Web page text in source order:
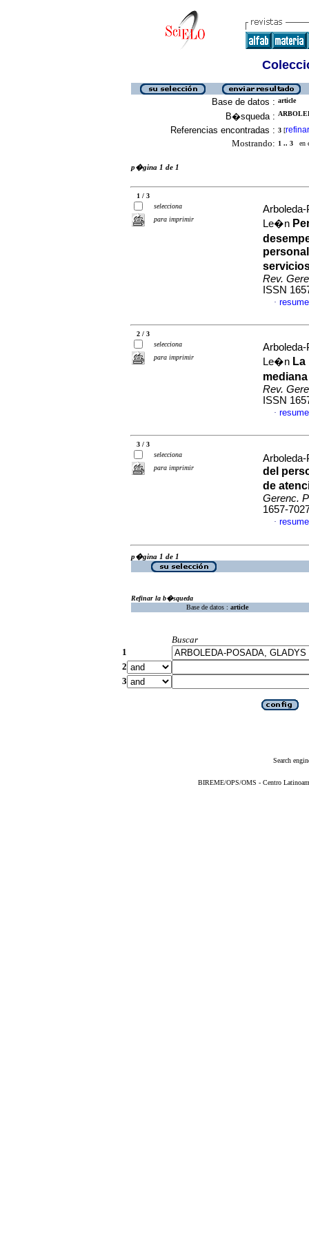
Base de datos : article
B�squeda :
Referencias encontradas : 3 [refinar
Mostrando: 1 .. 3 en
p�gina 1 de 1
1 / 3
selecciona
para imprimir
Le�n
Rev.
ISSN
·
2 / 3
selecciona
para imprimir
Le�n
Rev.
ISSN
·
3 / 3
selecciona
para imprimir
del
de
Gerenc.
1657-
·
p�gina 1 de 1
Refinar la b�squeda
Base de datos : article
Buscar
1
2
3
Search
BIREME/OPS/OMS - Centro